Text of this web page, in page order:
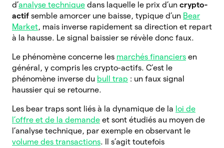
d’analyse technique dans laquelle le prix d’un crypto-
actif semble amorcer une baisse, typique d’un Bear
Market, mais inverse rapidement sa direction et repart
à la hausse. Le signal baissier se révèle donc faux.
Le phénomène concerne les marchés financiers en
général, y compris les crypto-actifs. C’est le
phénomène inverse du bull trap : un faux signal
haussier qui se retourne.
Les bear traps sont liés à la dynamique de la loi de
l’offre et de la demande et sont étudiés au moyen de
l’analyse technique, par exemple en observant le
volume des transactions. Il s’agit toutefois